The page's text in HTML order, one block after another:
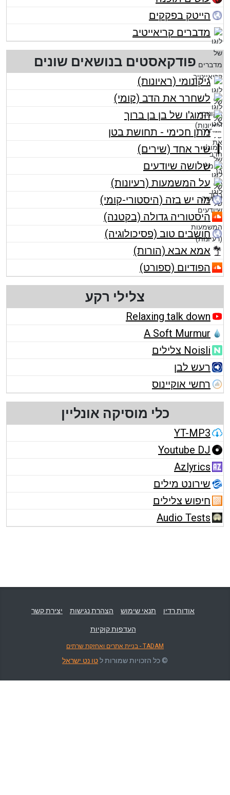
הייטק בפקקים
מדברים קריאייטיב
פודקאסטים בנושאים שונים
גיקונומי (ראיונות)
לשחרר את הדב (קומי)
המוג'ו של בן בן ברוך
מתן חכימי - תחושת בטן
שיר אחד (שירים)
שלושה שיודעים
על המשמעות (רעיונות)
מה יש בזה (היסטורי-קומי)
היסטוריה גדולה (בקטנה)
חושבים טוב (פסיכולוגיה)
אמא אבא (הורות)
הפודיום (ספורט)
צלילי רקע
Relaxing talk down
A Soft Murmur
Noisli צלילים
רעש לבן
רחשי אוקיינוס
כלי מוסיקה אונליין
YT-MP3
Youtube DJ
Azlyrics
שירונט מילים
חיפוש צלילים
Audio Tests
אודות רדיו תנאי שימוש הצהרת נגישות יצירת קשר
העדפות קוקיות
TADAM - בניית אתרים ואחזקת שרתים
© כל הזכויות שמורות לטו נט ישראל